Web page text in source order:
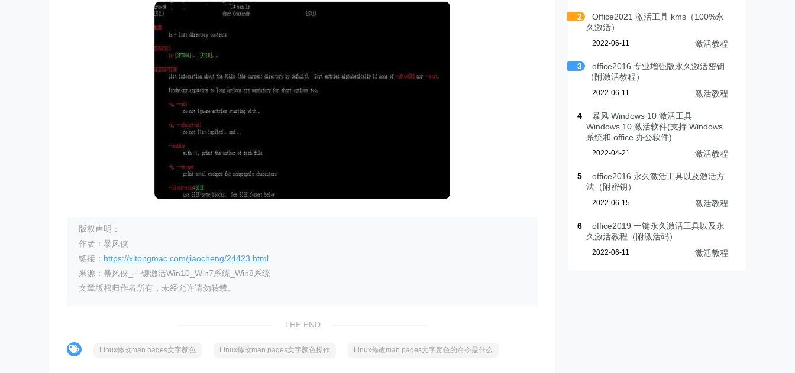
版权声明：
作者：暴风侠
链接： https://xitongmac.com/jiaocheng/24423.html
来源：暴风侠_一键激活Win10_Win7系统_Win8系统
文章版权归作者所有，未经允许请勿转载。
THE END
Linux修改man pages文字颜色 Linux修改man pages文字颜色操作 Linux修改man pages文字颜色的命令是什么
2
Office2021 激活工具 kms（100%永
久激活）
2022-06-11 激活教程
3
office2016 专业增强版永久激活密钥
（附激活教程）
2022-06-11 激活教程
4
暴风 Windows 10 激活工具
Windows 10 激活软件(支持 Windows
系统和 office 办公软件)
2022-04-21 激活教程
5
office2016 永久激活工具以及激活方
法（附密钥）
2022-06-15 激活教程
6
office2019 一键永久激活工具以及永
久激活教程（附激活码）
2022-06-11 激活教程